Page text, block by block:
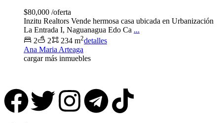
$80,000 /oferta
Inzitu Realtors Vende hermosa casa ubicada en Urbanización
La Entrada I, Naguanagua Edo Ca ...
2
2 234 m2detalles
Ana Maria Arteaga
cargar más inmuebles